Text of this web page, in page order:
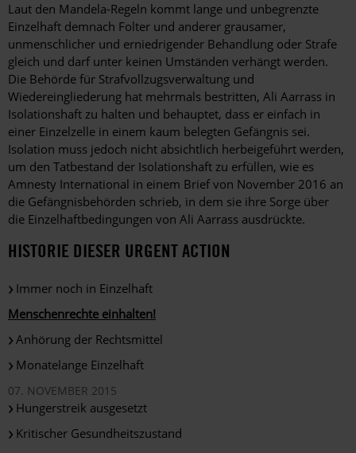
Laut den Mandela-Regeln kommt lange und unbegrenzte
Einzelhaft demnach Folter und anderer grausamer,
unmenschlicher und erniedrigender Behandlung oder Strafe
gleich und darf unter keinen Umständen verhängt werden.
Die Behörde für Strafvollzugsverwaltung und
Wiedereingliederung hat mehrmals bestritten, Ali Aarrass in
Isolationshaft zu halten und behauptet, dass er einfach in
einer Einzelzelle in einem kaum belegten Gefängnis sei.
Isolation muss jedoch nicht absichtlich herbeigeführt werden,
um den Tatbestand der Isolationshaft zu erfüllen, wie es
Amnesty International in einem Brief von November 2016 an
die Gefängnisbehörden schrieb, in dem sie ihre Sorge über
die Einzelhaftbedingungen von Ali Aarrass ausdrückte.
HISTORIE DIESER URGENT ACTION
Immer noch in Einzelhaft
Menschenrechte einhalten!
Anhörung der Rechtsmittel
Monatelange Einzelhaft
07. NOVEMBER 2015
Hungerstreik ausgesetzt
Kritischer Gesundheitszustand